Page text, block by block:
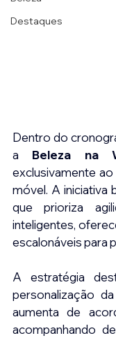
Destaques
Dentro do
a Beleza na
exclusivamente
móvel. A iniciativa
que prioriza
inteligentes,
escalonáveis para
A estratégia
personalização
aumenta de
acompanhando